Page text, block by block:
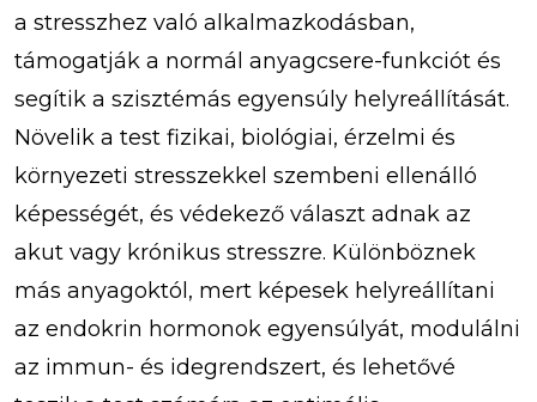
a stresszhez való alkalmazkodásban,
támogatják a normál anyagcsere-funkciót és
segítik a szisztémás egyensúly helyreállítását.
Növelik a test fizikai, biológiai, érzelmi és
környezeti stresszekkel szembeni ellenálló
képességét, és védekező választ adnak az
akut vagy krónikus stresszre. Különböznek
más anyagoktól, mert képesek helyreállítani
az endokrin hormonok egyensúlyát, modulálni
az immun- és idegrendszert, és lehetővé